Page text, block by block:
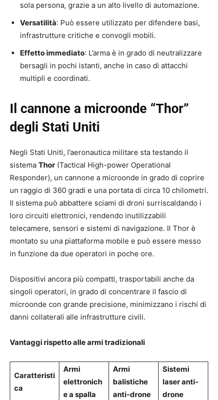
sola persona, grazie a un alto livello di automazione.
Versatilità: Può essere utilizzato per difendere basi,
infrastrutture critiche e convogli mobili.
Effetto immediato: L’arma è in grado di neutralizzare
bersagli in pochi istanti, anche in caso di attacchi
multipli e coordinati.
Il cannone a microonde “Thor”
degli Stati Uniti
Negli Stati Uniti, l’aeronautica militare sta testando il
sistema Thor (Tactical High-power Operational
Responder), un cannone a microonde in grado di coprire
un raggio di 360 gradi e una portata di circa 10 chilometri.
Il sistema può abbattere sciami di droni surriscaldando i
loro circuiti elettronici, rendendo inutilizzabili
telecamere, sensori e sistemi di navigazione. Il Thor è
montato su una piattaforma mobile e può essere messo
in funzione da due operatori in poche ore.
Dispositivi ancora più compatti, trasportabili anche da
singoli operatori, in grado di concentrare il fascio di
microonde con grande precisione, minimizzano i rischi di
danni collaterali alle infrastrutture civili.
Vantaggi rispetto alle armi tradizionali
Caratteristi
ca
Armi
elettronich
e a spalla
Armi
balistiche
anti-drone
Sistemi
laser anti-
drone